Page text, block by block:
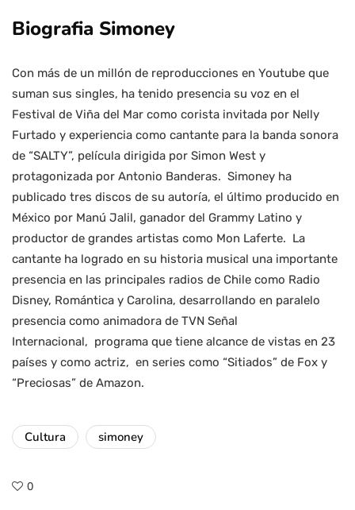
Biografia Simoney
Con más de un millón de reproducciones en Youtube que
suman sus singles, ha tenido presencia su voz en el
Festival de Viña del Mar como corista invitada por Nelly
Furtado y experiencia como cantante para la banda sonora
de “SALTY”, película dirigida por Simon West y
protagonizada por Antonio Banderas. Simoney ha
publicado tres discos de su autoría, el último producido en
México por Manú Jalil, ganador del Grammy Latino y
productor de grandes artistas como Mon Laferte. La
cantante ha logrado en su historia musical una importante
presencia en las principales radios de Chile como Radio
Disney, Romántica y Carolina, desarrollando en paralelo
presencia como animadora de TVN Señal
Internacional, programa que tiene alcance de vistas en 23
países y como actriz, en series como “Sitiados” de Fox y
“Preciosas” de Amazon.
Cultura simoney
0